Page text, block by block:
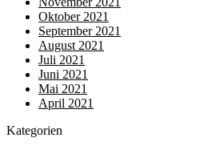
Oktober 2021
September 2021
August 2021
Juli 2021
Juni 2021
Mai 2021
April 2021
Kategorien